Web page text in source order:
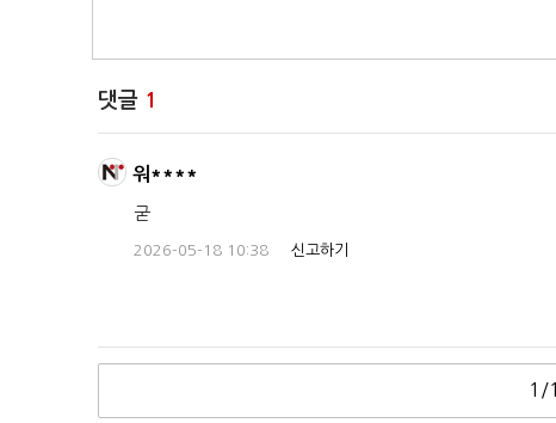
댓글 1
워****
굳
2026-05-18 10:38 신고하기
1/1